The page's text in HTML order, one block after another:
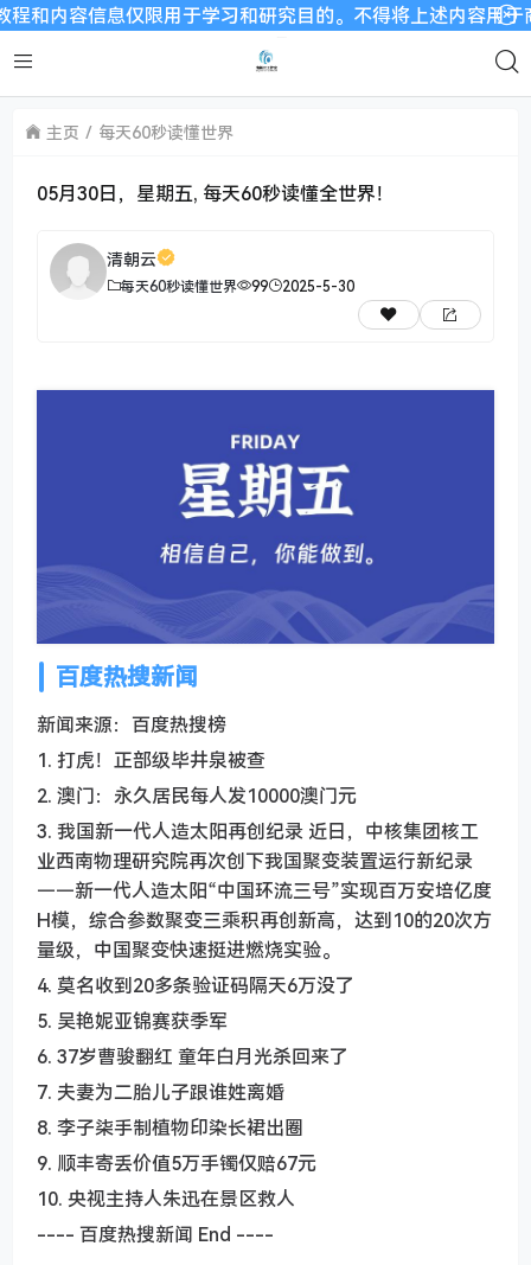
容信息仅限用于学习和研究目的。不得将上述内容用于商
主页 每天60秒读懂世界
05月30日，星期五, 每天60秒读懂全世界！
清朝云
每天60秒读懂世界 99 2025-5-30
百度热搜新闻
新闻来源：百度热搜榜
1. 打虎！正部级毕井泉被查
2. 澳门：永久居民每人发10000澳门元
3. 我国新一代人造太阳再创纪录 近日，中核集团核工
业西南物理研究院再次创下我国聚变装置运行新纪录
——新一代人造太阳“中国环流三号”实现百万安培亿度
H模，综合参数聚变三乘积再创新高，达到10的20次方
量级，中国聚变快速挺进燃烧实验。
4. 莫名收到20多条验证码隔天6万没了
5. 吴艳妮亚锦赛获季军
6. 37岁曹骏翻红 童年白月光杀回来了
7. 夫妻为二胎儿子跟谁姓离婚
8. 李子柒手制植物印染长裙出圈
9. 顺丰寄丢价值5万手镯仅赔67元
10. 央视主持人朱迅在景区救人
---- 百度热搜新闻 End ----